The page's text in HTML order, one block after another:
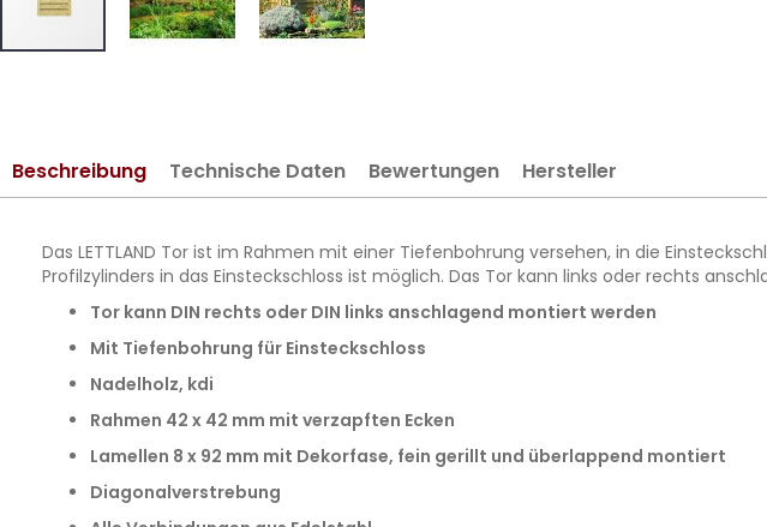
Bildergalerie
springen
Beschreibung
Das LETTLAND Tor ist im Rahmen mit einer Tiefenbohrung versehen, in die
Profilzylinders in das Einsteckschloss ist möglich. Das Tor kann links oder rechts
Tor kann DIN rechts oder DIN links anschlagend montiert werden
Mit Tiefenbohrung für Einsteckschloss
Nadelholz, kdi
Rahmen 42 x 42 mm mit verzapften Ecken
Lamellen 8 x 92 mm mit Dekorfase, fein gerillt und überlappend montiert
Diagonalverstrebung
Technische Daten Bewertungen Hersteller